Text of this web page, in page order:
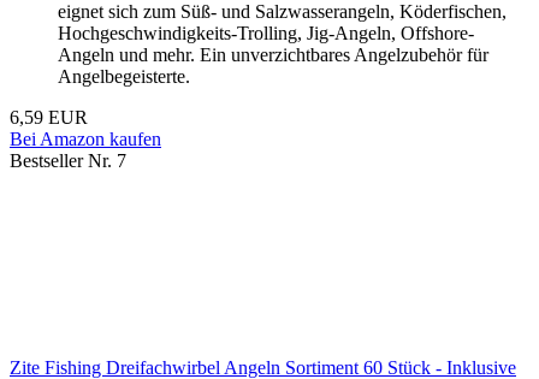
eignet sich zum Süß- und Salzwasserangeln, Köderfischen,
Hochgeschwindigkeits-Trolling, Jig-Angeln, Offshore-
Angeln und mehr. Ein unverzichtbares Angelzubehör für
Angelbegeisterte.
6,59 EUR
Bei Amazon kaufen
Bestseller Nr. 7
Zite Fishing Dreifachwirbel Angeln Sortiment 60 Stück - Inklusive